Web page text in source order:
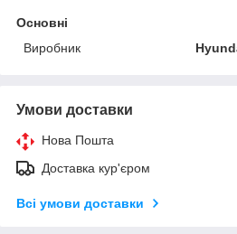
Основні
Виробник
Умови доставки
Нова Пошта
Доставка кур'єром
Всі умови доставки